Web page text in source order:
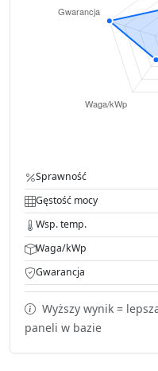
Sprawność
Gęstość mocy
Wsp. temp.
Waga/kWp
Gwarancja
Wyższy wynik =
paneli w bazie